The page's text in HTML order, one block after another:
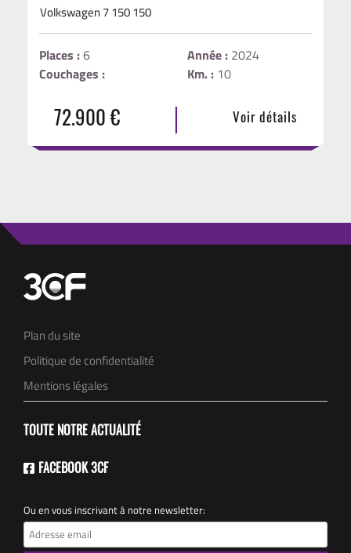
Volkswagen 7 150 150
Places :6
Couchages :
Année : 2024
Km. : 10
72.900 € | Voir détails
Plan du site
Politique de confidentialité
Mentions légales
TOUTE NOTRE ACTUALITÉ
FACEBOOK 3CF
Ou en vous inscrivant à notre newsletter: